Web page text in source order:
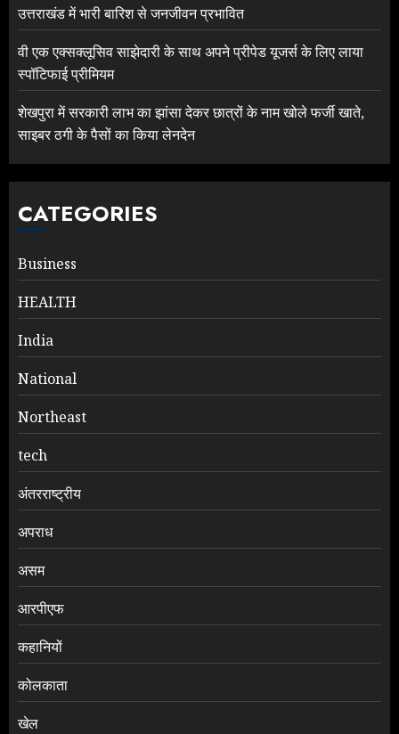
उत्तराखंड में भारी बारिश से जनजीवन प्रभावित
वी एक एक्सक्लूसिव साझेदारी के साथ अपने प्रीपेड यूजर्स के लिए लाया
स्पॉटिफाई प्रीमियम
शेखपुरा में सरकारी लाभ का झांसा देकर छात्रों के नाम खोले फर्जी खाते,
साइबर ठगी के पैसों का किया लेनदेन
CATEGORIES
Business
HEALTH
India
National
Northeast
tech
अंतरराष्ट्रीय
अपराध
असम
आरपीएफ
कहानियों
कोलकाता
खेल